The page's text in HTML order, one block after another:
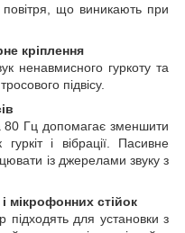
повітря, що виникають при
кріплення
ненавмисного гуркоту та
підвісу.
80 Гц допомагає зменшити
і вібрації. Пасивне
із джерелами звуку з
мікрофонних стійок
підходять для установки з